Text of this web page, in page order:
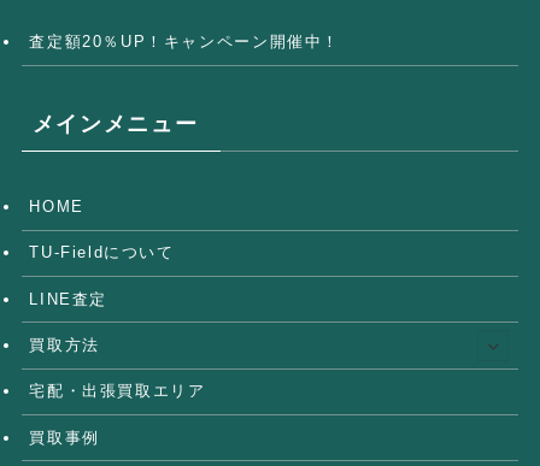
査定額20％UP！キャンペーン開催中！
メインメニュー
HOME
TU-Fieldについて
LINE査定
買取方法
宅配・出張買取エリア
買取事例